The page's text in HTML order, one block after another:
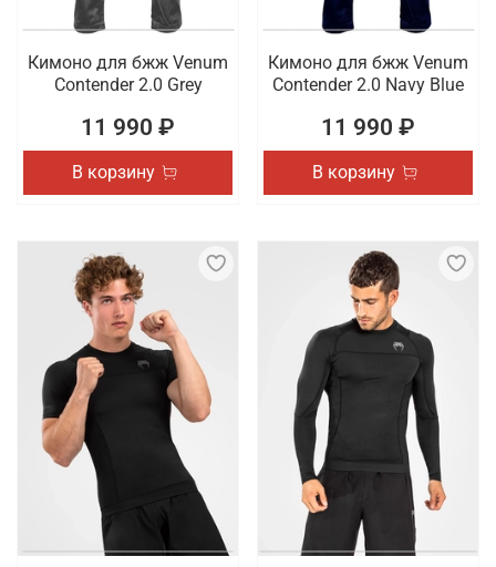
Кимоно для бжж Venum
Contender 2.0 Grey
11 990 ₽
В корзину
Кимоно для бжж Venum
Contender 2.0 Navy Blue
11 990 ₽
В корзину